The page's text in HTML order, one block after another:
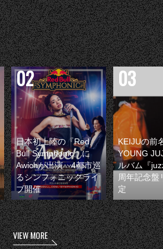
日本初上陸の『Red
Bull Symphonic』に
Awichが出演 4都市巡
るシンフォニックライ
ブ開催
KEIJUの前
YOUNG
ルバム『
周年記念盤
定
VIEW MORE